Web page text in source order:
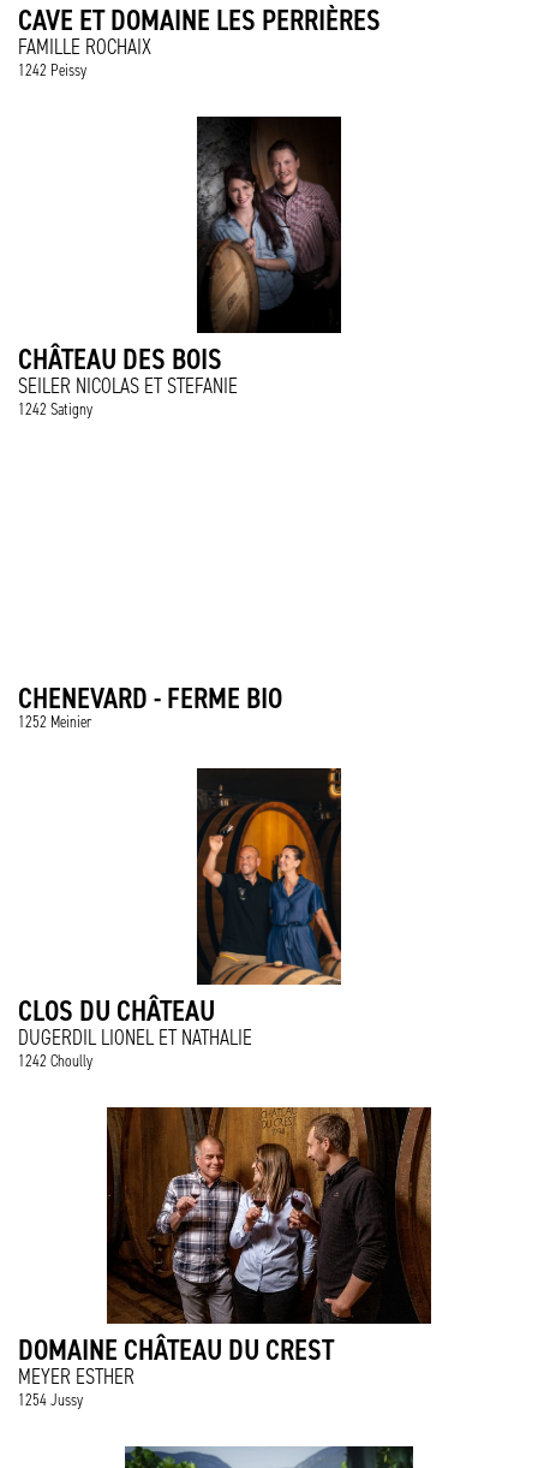
CAVE ET DOMAINE LES PERRIÈRES
FAMILLE ROCHAIX
1242 Peissy
CHÂTEAU DES BOIS
SEILER NICOLAS ET STEFANIE
1242 Satigny
CHENEVARD - FERME BIO
1252 Meinier
CLOS DU CHÂTEAU
DUGERDIL LIONEL ET NATHALIE
1242 Choully
DOMAINE CHÂTEAU DU CREST
MEYER ESTHER
1254 Jussy